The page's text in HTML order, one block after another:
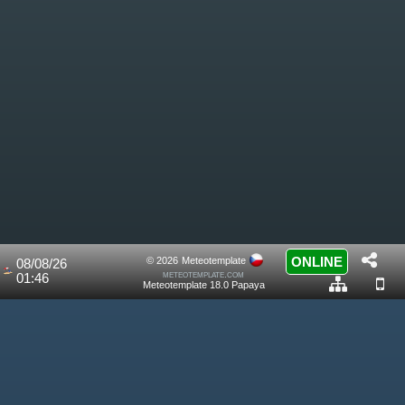
08/08/26
01:46
© 2026 Meteotemplate
meteotemplate.com
Meteotemplate 18.0 Papaya
ONLINE